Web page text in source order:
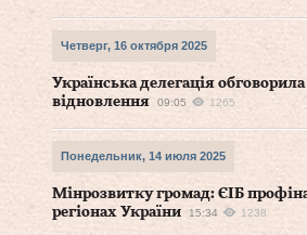
Четверг, 16 октября 2025
Українська делегація
відновлення
09:05 1265
Понедельник, 14 июля 2025
Мінрозвитку громад: ЄІБ
регіонах України
15:34 1238